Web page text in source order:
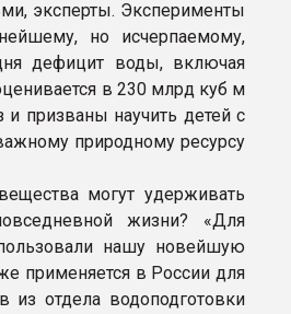
эксперты. Эксперименты
но исчерпаемому,
дефицит воды, включая
в 230 млрд куб м
и призваны научить детей с
природному ресурсу
могут удерживать
жизни? «Для
нашу новейшую
применяется в России для
из отдела водоподготовки